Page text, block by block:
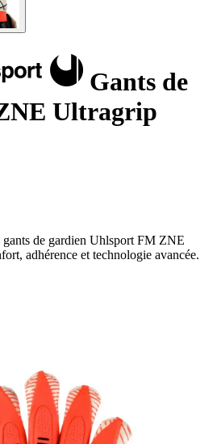
Gants de
Ultragrip
de gardien Uhlsport FM ZNE
adhérence et technologie avancée.